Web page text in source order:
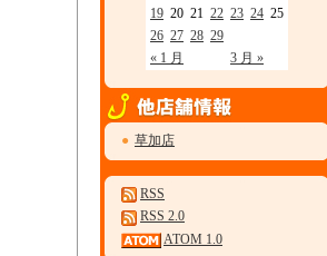
« 1 月 3 月 »
19 20 21 22 23 24 25
26 27 28 29
● 草加店
RSS
RSS 2.0
ATOM 1.0